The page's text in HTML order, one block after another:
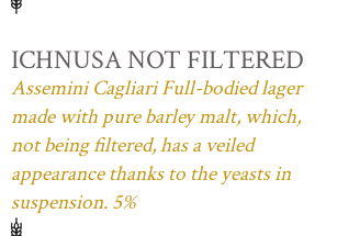
ICHNUSA NOT FILTERED
Assemini Cagliari Full-bodied lager
made with pure barley malt, which,
not being filtered, has a veiled
appearance thanks to the yeasts in
suspension. 5%